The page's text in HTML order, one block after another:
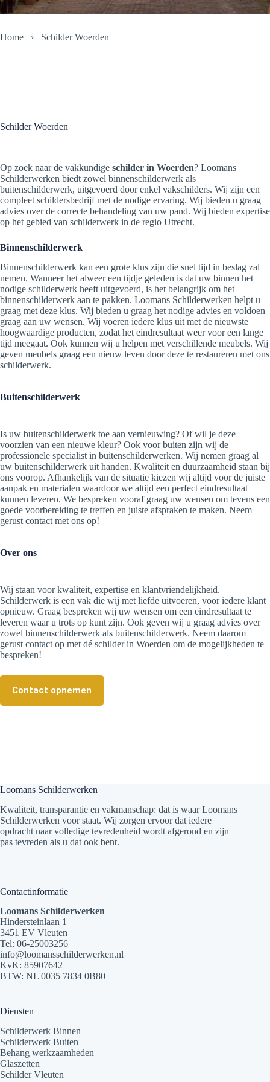
Home › Schilder Woerden
Schilder Woerden
Op zoek naar de vakkundige schilder in Woerden? Loomans
Schilderwerken biedt zowel binnenschilderwerk als
buitenschilderwerk, uitgevoerd door enkel vakschilders. Wij zijn een
compleet schildersbedrijf met de nodige ervaring. Wij bieden u graag
advies over de correcte behandeling van uw pand. Wij bieden expertise
op het gebied van schilderwerk in de regio Utrecht.
Binnenschilderwerk
Binnenschilderwerk kan een grote klus zijn die snel tijd in beslag zal
nemen. Wanneer het alweer een tijdje geleden is dat uw binnen het
nodige schilderwerk heeft uitgevoerd, is het belangrijk om het
binnenschilderwerk aan te pakken. Loomans Schilderwerken helpt u
graag met deze klus. Wij bieden u graag het nodige advies en voldoen
graag aan uw wensen. Wij voeren iedere klus uit met de nieuwste
hoogwaardige producten, zodat het eindresultaat weer voor een lange
tijd meegaat. Ook kunnen wij u helpen met verschillende meubels. Wij
geven meubels graag een nieuw leven door deze te restaureren met ons
schilderwerk.
Buitenschilderwerk
Is uw buitenschilderwerk toe aan vernieuwing? Of wil je deze
voorzien van een nieuwe kleur? Ook voor buiten zijn wij de
professionele specialist in buitenschilderwerken. Wij nemen graag al
uw buitenschilderwerk uit handen. Kwaliteit en duurzaamheid staan bij
ons voorop. Afhankelijk van de situatie kiezen wij altijd voor de juiste
aanpak en materialen waardoor we altijd een perfect eindresultaat
kunnen leveren. We bespreken vooraf graag uw wensen om tevens een
goede voorbereiding te treffen en juiste afspraken te maken. Neem
gerust contact met ons op!
Over ons
Wij staan voor kwaliteit, expertise en klantvriendelijkheid.
Schilderwerk is een vak die wij met liefde uitvoeren, voor iedere klant
opnieuw. Graag bespreken wij uw wensen om een eindresultaat te
leveren waar u trots op kunt zijn. Ook geven wij u graag advies over
zowel binnenschilderwerk als buitenschilderwerk. Neem daarom
gerust contact op met dé schilder in Woerden om de mogelijkheden te
bespreken!
Contact opnemen
Loomans Schilderwerken
Kwaliteit, transparantie en vakmanschap: dat is waar Loomans
Schilderwerken voor staat. Wij zorgen ervoor dat iedere
opdracht naar volledige tevredenheid wordt afgerond en zijn
pas tevreden als u dat ook bent.
Contactinformatie
Loomans Schilderwerken
Hindersteinlaan 1
3451 EV Vleuten
Tel: 06-25003256
info@loomansschilderwerken.nl
KvK: 85907642
BTW: NL 0035 7834 0B80
Diensten
Schilderwerk Binnen
Schilderwerk Buiten
Behang werkzaamheden
Glaszetten
Schilder Vleuten